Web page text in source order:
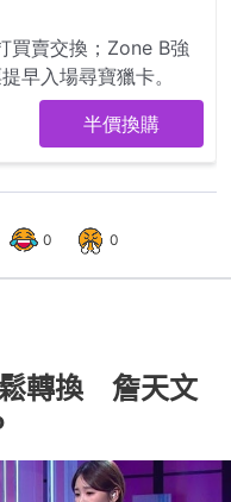
0 0
鬆轉換 詹天文